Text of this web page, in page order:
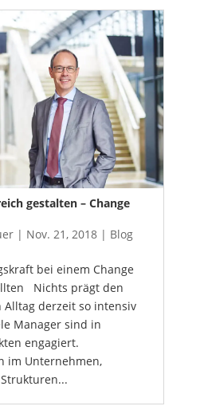
gestalten – Change
| Nov. 21, 2018| Blog
bei einem Change
Nichts prägt den
derzeit so intensiv
Manager sind in
engagiert.
im Unternehmen,